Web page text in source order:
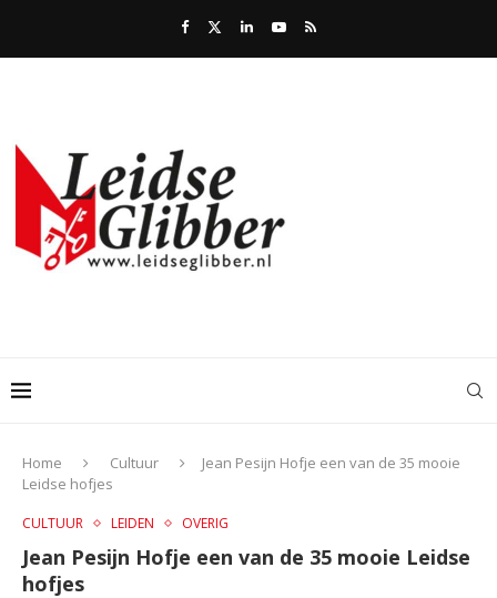
Home Cultuur
Jean Pesijn Hofje een van de 35 mooie
Leidse hofjes
CULTUUR LEIDEN OVERIG
Jean Pesijn Hofje een van de 35 mooie Leidse
hofjes